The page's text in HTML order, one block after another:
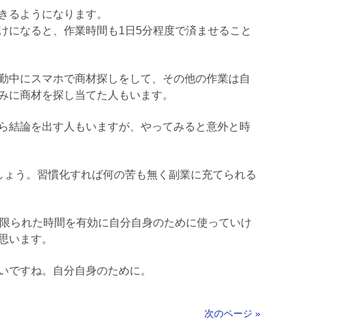
るようになります。
になると、作業時間も1日5分程度で済ませること
中にスマホで商材探しをして、その他の作業は自
商材を探し当てた人もいます。
結論を出す人もいますが、やってみると意外と時
う。習慣化すれば何の苦も無く副業に充てられる
られた時間を有効に自分自身のために使っていけ
います。
ですね。自分自身のために。
次のページ »